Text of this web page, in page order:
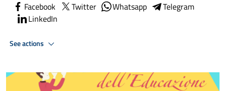
Facebook Twitter Whatsapp
Telegram
LinkedIn
See actions